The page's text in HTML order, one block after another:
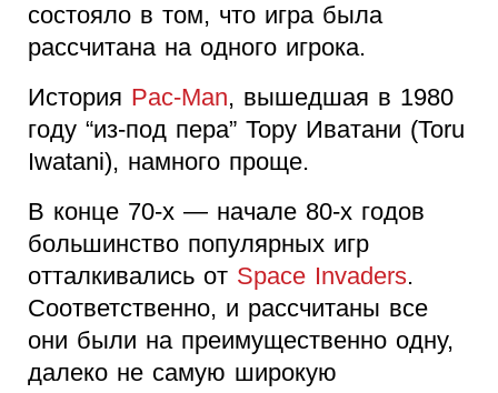
состояло в том, что игра была
рассчитана на одного игрока.
История Pac-Man, вышедшая в 1980
году “из-под пера” Тору Иватани (Toru
Iwatani), намного проще.
В конце 70-х — начале 80-х годов
большинство популярных игр
отталкивались от Space Invaders.
Соответственно, и рассчитаны все
они были на преимущественно одну,
далеко не самую широкую